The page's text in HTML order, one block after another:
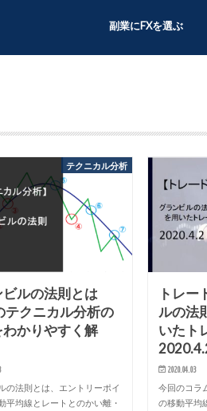
副業にFXを選ぶ
テクニカル分析
ビルの法則とは
テクニカル分析の
かりやすく解
の法則とは、エントリーポイ
平均線とレートとのかい離・
トレー
ルの法
いたト
2020.04.03
今回のコラ
の移動平均